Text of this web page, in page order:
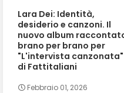
Lara Dei: Identità,
desiderio e canzoni. Il
nuovo album
brano per brano per
"L'intervista canzonata"
di Fattitaliani
Febbraio 01, 2026